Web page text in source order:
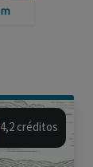
4,2 créditos